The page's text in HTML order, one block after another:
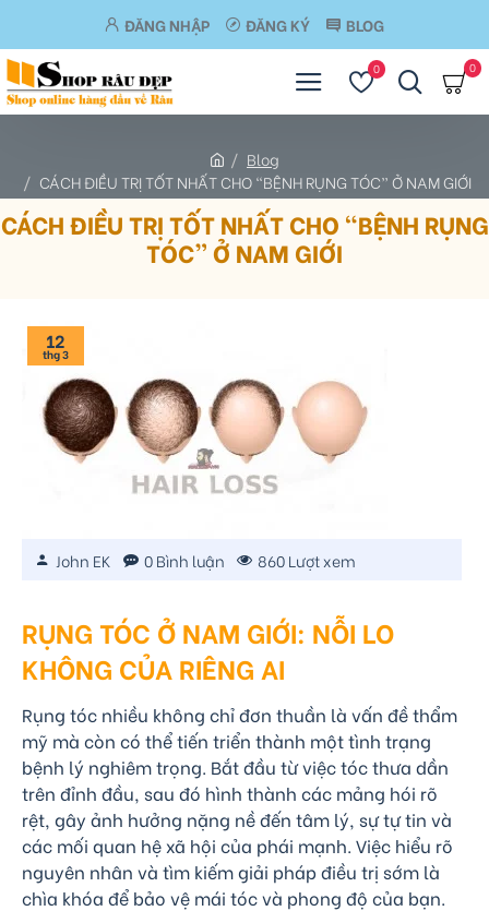
ĐĂNG NHẬP ĐĂNG KÝ BLOG
0 0
Blog
CÁCH ĐIỀU TRỊ TỐT NHẤT CHO “BỆNH RỤNG TÓC” Ở NAM GIỚI
CÁCH ĐIỀU TRỊ TỐT NHẤT CHO “BỆNH RỤNG
TÓC” Ở NAM GIỚI
12
thg 3
John EK 0 Bình luận 860 Lượt xem
RỤNG TÓC Ở NAM GIỚI: NỖI LO
KHÔNG CỦA RIÊNG AI
Rụng tóc nhiều không chỉ đơn thuần là vấn đề thẩm
mỹ mà còn có thể tiến triển thành một tình trạng
bệnh lý nghiêm trọng. Bắt đầu từ việc tóc thưa dần
trên đỉnh đầu, sau đó hình thành các mảng hói rõ
rệt, gây ảnh hưởng nặng nề đến tâm lý, sự tự tin và
các mối quan hệ xã hội của phái mạnh. Việc hiểu rõ
nguyên nhân và tìm kiếm giải pháp điều trị sớm là
chìa khóa để bảo vệ mái tóc và phong độ của bạn.